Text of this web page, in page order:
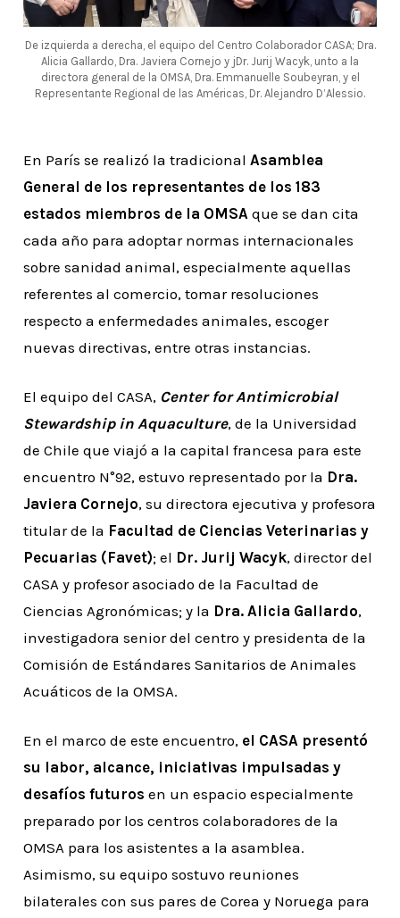
De izquierda a derecha, el equipo del Centro Colaborador CASA; Dra.
Alicia Gallardo, Dra. Javiera Cornejo y jDr. Jurij Wacyk, unto a la
directora general de la OMSA, Dra. Emmanuelle Soubeyran, y el
Representante Regional de las Américas, Dr. Alejandro D’Alessio.
En París se realizó la tradicionalAsamblea
General de los representantes de los 183
estados miembros de la OMSA que se dan cita
cada año para adoptar normas internacionales
sobre sanidad animal, especialmente aquellas
referentes al comercio, tomar resoluciones
respecto a enfermedades animales, escoger
nuevas directivas, entre otras instancias.
El equipo del CASA, Center for Antimicrobial
Stewardship in Aquaculture, de la Universidad
de Chile que viajó a la capital francesa para este
encuentro N°92, estuvo representado por la Dra.
Javiera Cornejo, su directora ejecutiva y profesora
titular de la Facultad de Ciencias Veterinarias y
Pecuarias (Favet); el Dr. Jurij Wacyk, director del
CASA y profesor asociado de la Facultad de
Ciencias Agronómicas; y la Dra. Alicia Gallardo,
investigadora senior del centro y presidenta de la
Comisión de Estándares Sanitarios de Animales
Acuáticos de la OMSA.
En el marco de este encuentro, el CASA presentó
su labor, alcance, iniciativas impulsadas y
desafíos futuros en un espacio especialmente
preparado por los centros colaboradores de la
OMSA para los asistentes a la asamblea.
Asimismo, su equipo sostuvo reuniones
bilaterales con sus pares de Corea y Noruega para